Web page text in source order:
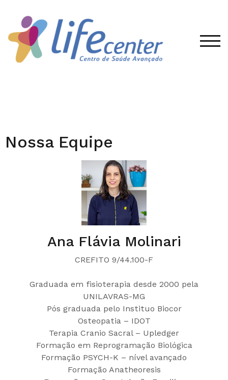
Nossa Equipe
Ana Flávia Molinari
CREFITO 9/44.100-F
Graduada em fisioterapia desde 2000 pela
UNILAVRAS-MG
Pós graduada pelo Instituo Biocor
Osteopatia – IDOT
Terapia Cranio Sacral – Upledger
Formação em Reprogramação Biológica
Formação PSYCH-K – nível avançado
Formação Anatheoresis